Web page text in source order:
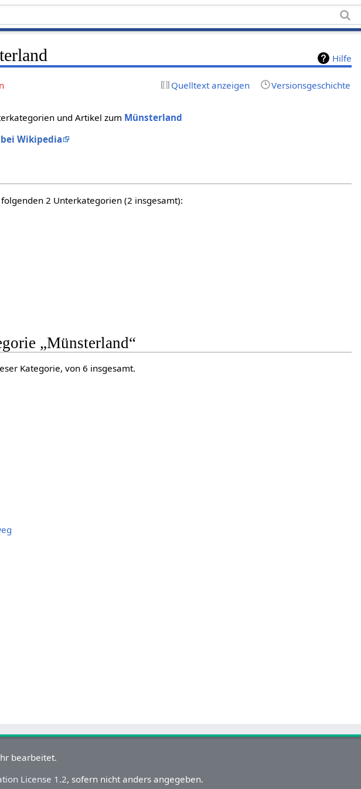
Hilfe
Quelltext anzeigen Versionsgeschichte
und Artikel zum Münsterland
Wikipedia
2 Unterkategorien (2 insgesamt):
„Münsterland“
Kategorie, von 6 insgesamt.
bearbeitet.
License 1.2, sofern nicht anders angegeben.